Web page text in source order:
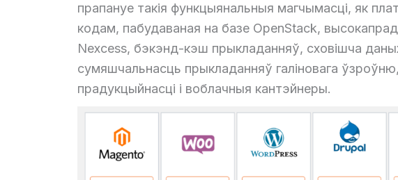
прапануе такія функцыянальныя магчымасці, як
кодам, пабудаваная на базе OpenStack,
Nexcess, бэкэнд-кэш прыкладанняў, сховішча
сумяшчальнасць прыкладанняў галіновага
прадукцыйнасці і воблачныя кантэйнеры.